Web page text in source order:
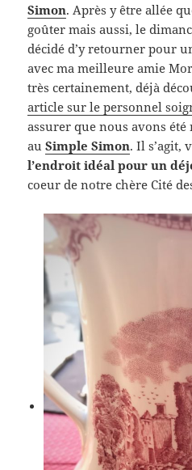
Simon. Après y être allée
goûter mais aussi, le
décidé d’y retourner pour
avec ma meilleure amie
très certainement, déjà
article sur le personnel
assurer que nous avons
auSimple Simon. Il s’agit,
l’endroit idéal pour un
coeur de notre chère Cité